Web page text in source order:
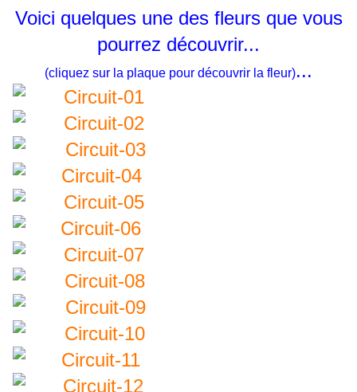
Voici quelques une des fleurs que vous
pourrez découvrir...
(cliquez sur la plaque pour découvrir la fleur)...